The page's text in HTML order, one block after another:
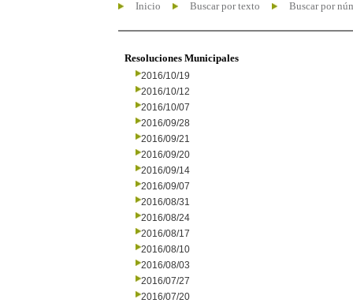
Inicio Buscar por texto Buscar por
Resoluciones Municipales
2016/10/19
2016/10/12
2016/10/07
2016/09/28
2016/09/21
2016/09/20
2016/09/14
2016/09/07
2016/08/31
2016/08/24
2016/08/17
2016/08/10
2016/08/03
2016/07/27
2016/07/20